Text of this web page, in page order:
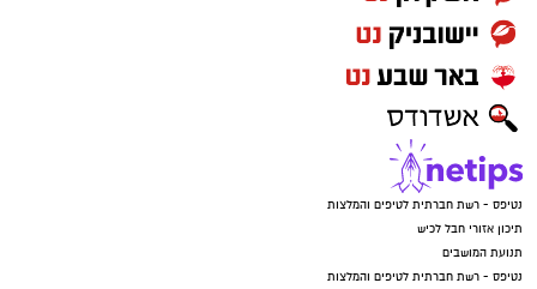
נטיפס - רשת חברתית לטיפים והמלצות
תיכון אזורי חבל לכיש
תנועת המושבים
נטיפס - רשת חברתית לטיפים והמלצות